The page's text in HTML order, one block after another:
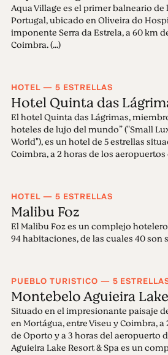
Aqua Village es el primer balneario
Portugal, ubicado en Oliveira do
imponente Serra da Estrela, a 60 km
Coimbra. (...)
HOTEL — 5 ESTRELLAS
Hotel Quinta das
El hotel Quinta das Lágrimas,
hoteles de lujo del mundo” ("Small
World"), es un hotel de 5 estrellas
Coimbra, a 2 horas de los aeropuertos
HOTEL — 5 ESTRELLAS
Malibu Foz
El Malibu Foz es un complejo
94 habitaciones, de las cuales 40 son
PUEBLO TURISTICO — 5
Montebelo Aguieira
Situado en el impresionante paisaje
en Mortágua, entre Viseu y Coimbra,
de Oporto y a 3 horas del aeropuerto
Aguieira Lake Resort & Spa es un